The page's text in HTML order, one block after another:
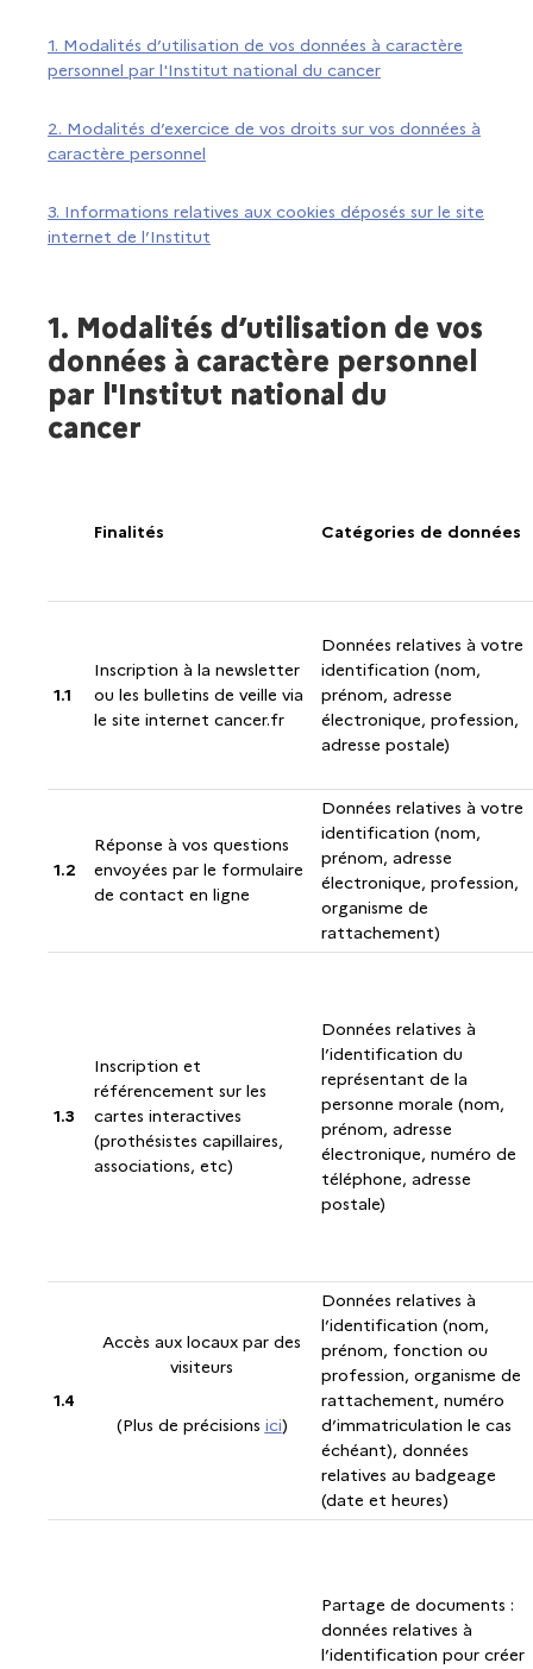
1. Modalités d’utilisation de vos données à caractère
personnel par l'Institut national du cancer
2. Modalités d’exercice de vos droits sur vos données à
caractère personnel
3. Informations relatives aux cookies déposés sur le site
internet de l’Institut
1. Modalités d’utilisation de vos
données à caractère personnel
par l'Institut national du
cancer
Finalités Catégories de données
1.1
Inscription à la newsletter
ou les bulletins de veille via
le site internet cancer.fr
Données relatives à votre
identification (nom,
prénom, adresse
électronique, profession,
adresse postale)
1.2
Réponse à vos questions
envoyées par le formulaire
de contact en ligne
Données relatives à votre
identification (nom,
prénom, adresse
électronique, profession,
organisme de
rattachement)
1.3
Inscription et
référencement sur les
cartes interactives
(prothésistes capillaires,
associations, etc)
Données relatives à
l’identification du
représentant de la
personne morale (nom,
prénom, adresse
électronique, numéro de
téléphone, adresse
postale)
1.4
Accès aux locaux par des
visiteurs
(Plus de précisions ici)
Données relatives à
l’identification (nom,
prénom, fonction ou
profession, organisme de
rattachement, numéro
d’immatriculation le cas
échéant), données
relatives au badgeage
(date et heures)
Partage de documents :
données relatives à
l’identification pour créer